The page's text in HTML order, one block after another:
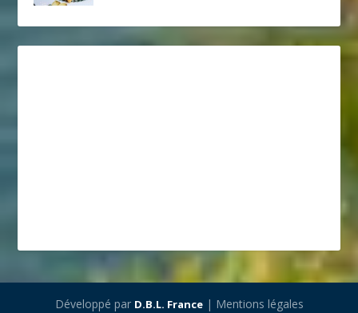
Développé par D.B.L. France| Mentions légales